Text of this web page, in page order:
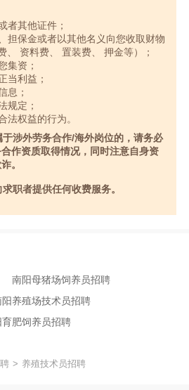
者其他证件；
担保金或者以其他名义向您收取财物
、 资料费、 置装费、 押金等）；
集资；
当利益；
息；
规定；
法权益的行为。
涉外劳务合作/海外岗位的，请务必
作资质取得情况，同时注意自身资
。
职者提供任何收费服务。
南阳母猪场饲养员招聘
阳养殖场技术员招聘
育肥饲养员招聘
南阳牛肉产品专家招聘
> 养殖技术员招聘